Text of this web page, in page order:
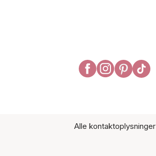
Alle kontaktoplysninger